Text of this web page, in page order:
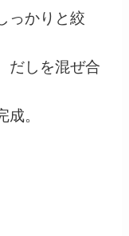
っかりと絞
だしを混ぜ合
。